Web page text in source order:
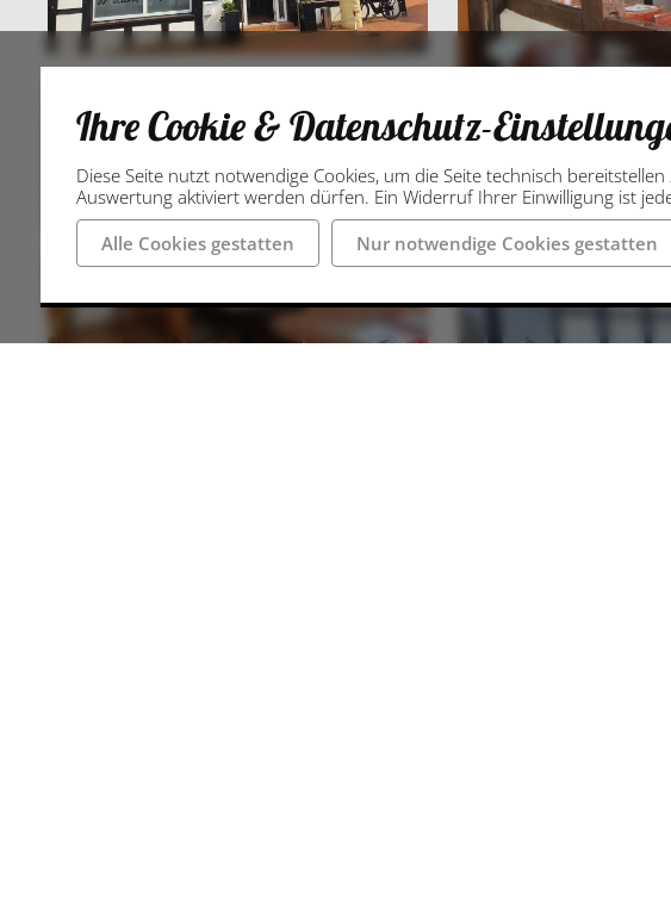
Ihre Cookie & Datenschutz-
Diese Seite nutzt notwendige Cookies, um die Seite technisch
Auswertung aktiviert werden dürfen. Ein Widerruf Ihrer Einwilligung ist
Alle Cookies gestatten
Nur notwendige Cookies gestatten